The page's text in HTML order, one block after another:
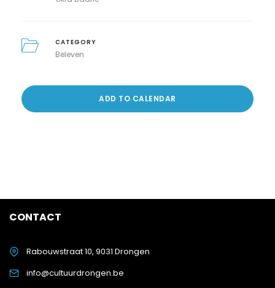
CATEGORY
Beleven
ADD TO CALENDAR
CONTACT
Rabouwstraat 10, 9031 Drongen
info@cultuurdrongen.be